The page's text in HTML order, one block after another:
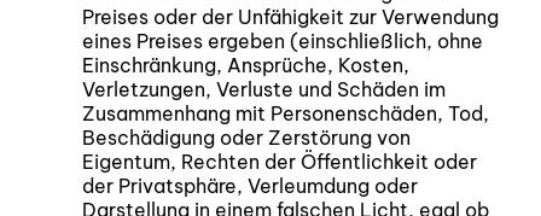
Preises oder der Unfähigkeit zur Verwendung
eines Preises ergeben (einschließlich, ohne
Einschränkung, Ansprüche, Kosten,
Verletzungen, Verluste und Schäden im
Zusammenhang mit Personenschäden, Tod,
Beschädigung oder Zerstörung von
Eigentum, Rechten der Öffentlichkeit oder
der Privatsphäre, Verleumdung oder
Darstellung in einem falschen Licht, egal ob